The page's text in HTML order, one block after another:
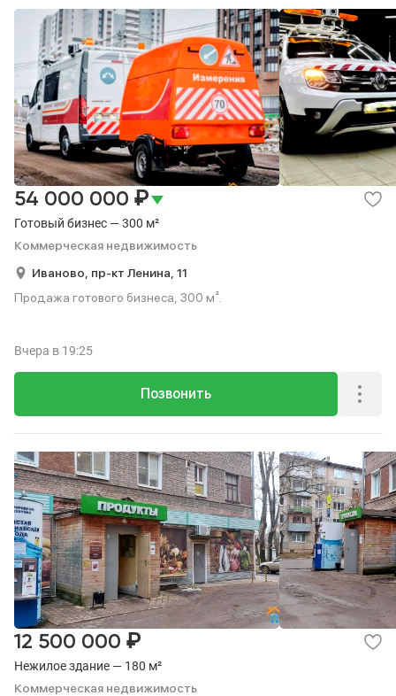
Готовый бизнес — 300 м²
Коммерческая недвижимость
54 000 000 ₽
Иваново, пр-кт Ленина, 11
Продажа готового бизнеса, 300 м².
Позвонить
Вчера в 19:25
Нежилое здание — 180 м²
Коммерческая недвижимость
12 500 000 ₽